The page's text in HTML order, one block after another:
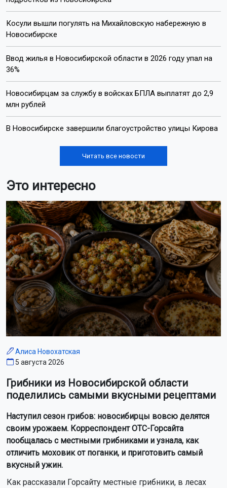
Косули вышли погулять на Михайловскую набережную в
Новосибирске
Ввод жилья в Новосибирской области в 2026 году упал на
36%
Новосибирцам за службу в войсках БПЛА выплатят до 2,9
млн рублей
В Новосибирске завершили благоустройство улицы Кирова
Читать все новости
Это интересно
Алиса Новохатская
5 августа 2026
Грибники из Новосибирской области
поделились самыми вкусными рецептами
Наступил сезон грибов: новосибирцы вовсю делятся
своим урожаем. Корреспондент ОТС-Горсайта
пообщалась с местными грибниками и узнала, как
отличить моховик от поганки, и приготовить самый
вкусный ужин.
Как рассказали Горсайту местные грибники, в лесах